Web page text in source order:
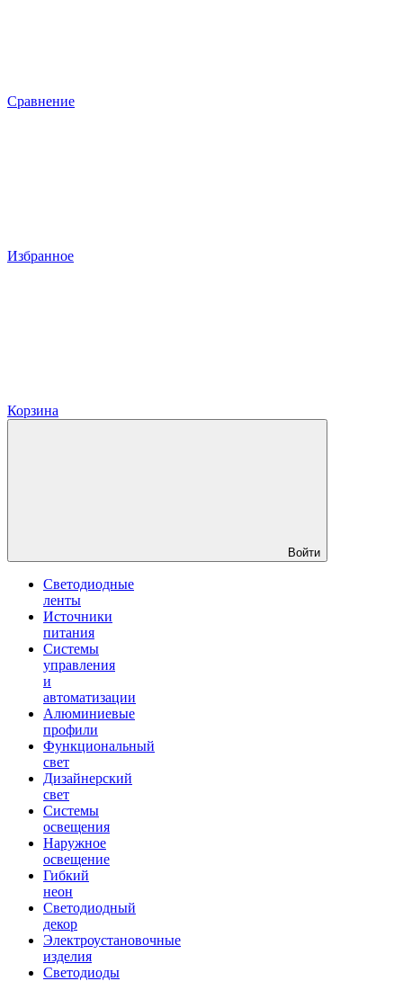
Сравнение
Избранное
Корзина
Войти
Светодиодные
ленты
Источники
питания
Системы
управления
и
автоматизации
Алюминиевые
профили
Функциональный
свет
Дизайнерский
свет
Системы
освещения
Наружное
освещение
Гибкий
неон
Светодиодный
декор
Электроустановочные
изделия
Светодиоды